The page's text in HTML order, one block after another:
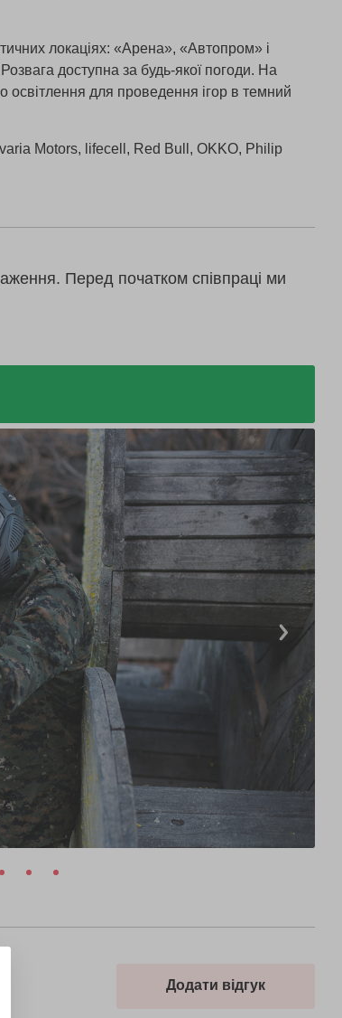
локаціях: «Арена», «Автопром» і
доступна за будь-якої погоди. На
освітлення для проведення ігор в темний
Motors, lifecell, Red Bull, OKKO, Philip
Перед початком співпраці ми
Додати відгук